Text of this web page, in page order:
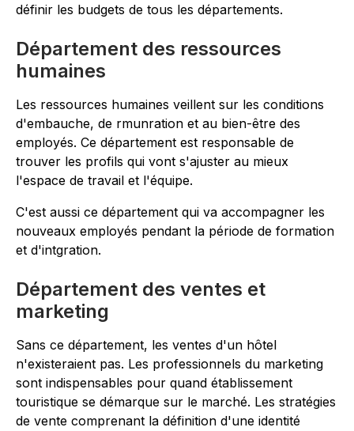
définir les budgets de tous les départements.
Département des ressources
humaines
Les ressources humaines veillent sur les conditions
d'embauche, de rmunration et au bien-être des
employés. Ce département est responsable de
trouver les profils qui vont s'ajuster au mieux
l'espace de travail et l'équipe.
C'est aussi ce département qui va accompagner les
nouveaux employés pendant la période de formation
et d'intgration.
Département des ventes et
marketing
Sans ce département, les ventes d'un hôtel
n'existeraient pas. Les professionnels du marketing
sont indispensables pour quand établissement
touristique se démarque sur le marché. Les stratégies
de vente comprenant la définition d'une identité